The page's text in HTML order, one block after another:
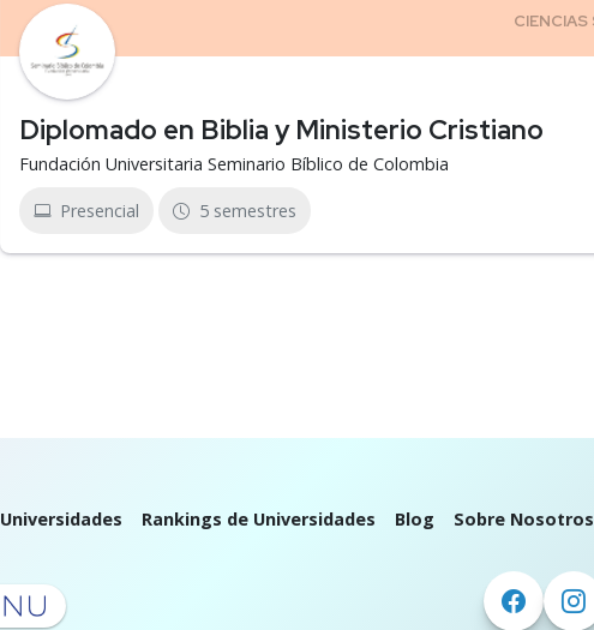
Diplomado en Biblia y Ministerio Cristiano
Fundación Universitaria Seminario Bíblico de Colombia
Presencial 5 semestres
Universidades Rankings de Universidades Blog Sobre Nosotros